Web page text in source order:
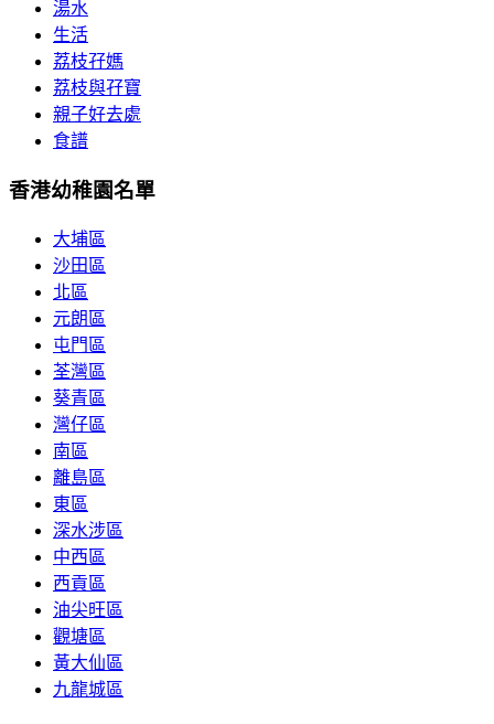
湯水
生活
荔枝孖媽
荔枝與孖寶
親子好去處
食譜
香港幼稚園名單
大埔區
沙田區
北區
元朗區
屯門區
荃灣區
葵青區
灣仔區
南區
離島區
東區
深水涉區
中西區
西貢區
油尖旺區
觀塘區
黃大仙區
九龍城區